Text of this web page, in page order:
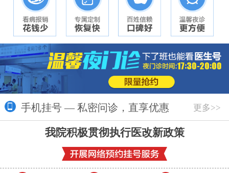
手机挂号 — 私密问诊，直享优惠 更多>>
我院积极贯彻执行医改新政策